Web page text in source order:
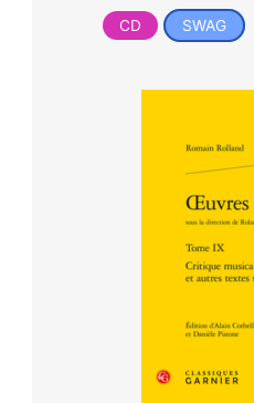
CD SWAG